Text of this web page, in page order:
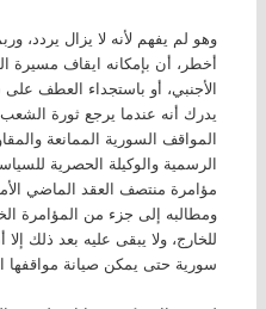
وهو لم يفهم لأنه لا يزال يردد،
أخطر، أن بإمكانه ايقاف مسيرة
الأجنبي، أو باستجداء العطف
يدرك أنه عندما يرجع ثورة
المواقف السورية الممانعة
الرسمية والوكيلة الحصرية
مؤامرة منتصف العقد الماضي
ومطالبه إلى جزء من المؤامرة
للخارج، ولا يبقى عليه بعد ذلك
سورية حتى يمكن صيانة مواقفها